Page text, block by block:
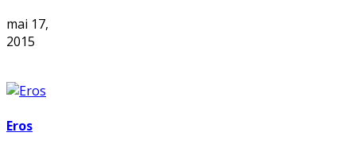
mai 17,
2015
Eros